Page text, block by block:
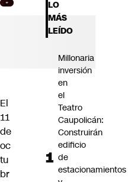
Opinión
El
11
de
oc
tu
br
LO
MÁS
LEÍDO
Millonaria
inversión
en
el
Teatro
Caupolicán:
Construirán
edificio
de
estacionamientos